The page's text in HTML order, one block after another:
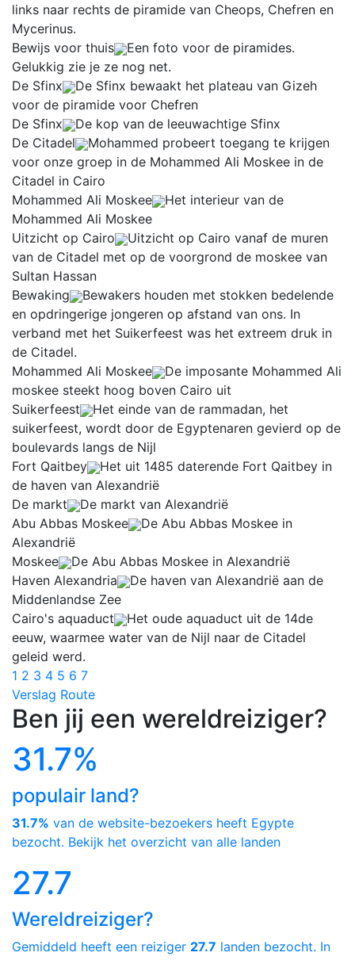
links naar rechts de piramide van Cheops, Chefren en
Mycerinus.
Bewijs voor thuis
Een foto voor de piramides.
Gelukkig zie je ze nog net.
De Sfinx
De Sfinx bewaakt het plateau van Gizeh
voor de piramide voor Chefren
De Sfinx
De kop van de leeuwachtige Sfinx
De Citadel
Mohammed probeert toegang te krijgen
voor onze groep in de Mohammed Ali Moskee in de
Citadel in Cairo
Mohammed Ali Moskee
Het interieur van de
Mohammed Ali Moskee
Uitzicht op Cairo
Uitzicht op Cairo vanaf de muren
van de Citadel met op de voorgrond de moskee van
Sultan Hassan
Bewaking
Bewakers houden met stokken bedelende
en opdringerige jongeren op afstand van ons. In
verband met het Suikerfeest was het extreem druk in
de Citadel.
Mohammed Ali Moskee
De imposante Mohammed Ali
moskee steekt hoog boven Cairo uit
Suikerfeest
Het einde van de rammadan, het
suikerfeest, wordt door de Egyptenaren gevierd op de
boulevards langs de Nijl
Fort Qaitbey
Het uit 1485 daterende Fort Qaitbey in
de haven van Alexandrië
De markt
De markt van Alexandrië
Abu Abbas Moskee
De Abu Abbas Moskee in
Alexandrië
Moskee
De Abu Abbas Moskee in Alexandrië
Haven Alexandria
De haven van Alexandrië aan de
Middenlandse Zee
Cairo's aquaduct
Het oude aquaduct uit de 14de
eeuw, waarmee water van de Nijl naar de Citadel
geleid werd.
1 2 3 4 5 6 7
Verslag Route
Ben jij een wereldreiziger?
31.7%
populair land?
31.7% van de website-bezoekers heeft Egypte
bezocht. Bekijk het overzicht van alle landen
27.7
Wereldreiziger?
Gemiddeld heeft een reiziger 27.7 landen bezocht. In